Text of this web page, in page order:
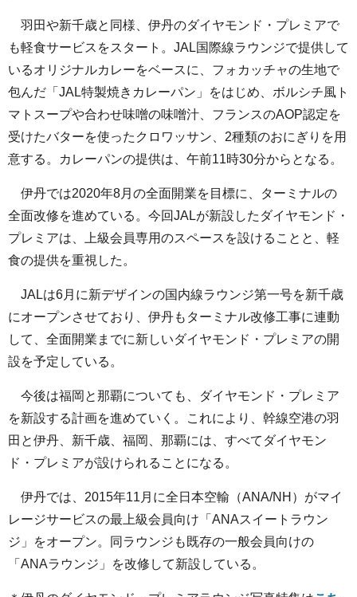
羽田や新千歳と同様、伊丹のダイヤモンド・プレミアで
も軽食サービスをスタート。JAL国際線ラウンジで提供して
いるオリジナルカレーをベースに、フォカッチャの生地で
包んだ「JAL特製焼きカレーパン」をはじめ、ボルシチ風ト
マトスープや合わせ味噌の味噌汁、フランスのAOP認定を
受けたバターを使ったクロワッサン、2種類のおにぎりを用
意する。カレーパンの提供は、午前11時30分からとなる。
伊丹では2020年8月の全面開業を目標に、ターミナルの
全面改修を進めている。今回JALが新設したダイヤモンド・
プレミアは、上級会員専用のスペースを設けることと、軽
食の提供を重視した。
JALは6月に新デザインの国内線ラウンジ第一号を新千歳
にオープンさせており、伊丹もターミナル改修工事に連動
して、全面開業までに新しいダイヤモンド・プレミアの開
設を予定している。
今後は福岡と那覇についても、ダイヤモンド・プレミア
を新設する計画を進めていく。これにより、幹線空港の羽
田と伊丹、新千歳、福岡、那覇には、すべてダイヤモン
ド・プレミアが設けられることになる。
伊丹では、2015年11月に全日本空輸（ANA/NH）がマイ
レージサービスの最上級会員向け「ANAスイートラウン
ジ」をオープン。同ラウンジも既存の一般会員向けの
「ANAラウンジ」を改修して新設している。